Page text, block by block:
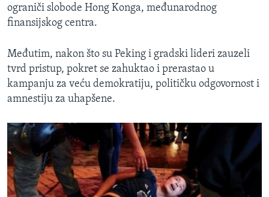
ograniči slobode Hong Konga, međunarodnog
finansijskog centra.
Međutim, nakon što su Peking i gradski lideri zauzeli
tvrd pristup, pokret se zahuktao i prerastao u
kampanju za veću demokratiju, političku odgovornost i
amnestiju za uhapšene.